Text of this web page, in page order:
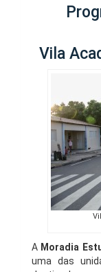
Vila
A Moradia
uma das